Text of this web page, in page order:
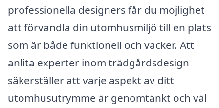
professionella designers får du möjlighet
att förvandla din utomhusmiljö till en plats
som är både funktionell och vacker. Att
anlita experter inom trädgårdsdesign
säkerställer att varje aspekt av ditt
utomhusutrymme är genomtänkt och väl